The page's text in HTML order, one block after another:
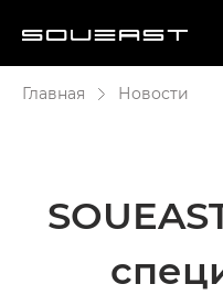
Главная Новости